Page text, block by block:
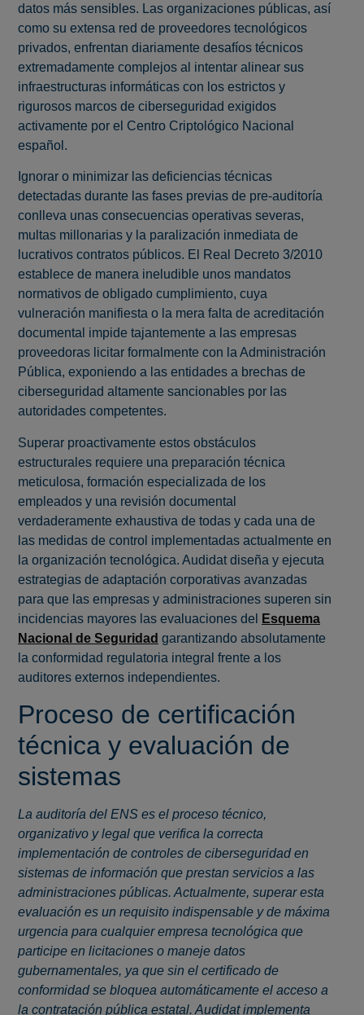
datos más sensibles. Las organizaciones públicas, así
como su extensa red de proveedores tecnológicos
privados, enfrentan diariamente desafíos técnicos
extremadamente complejos al intentar alinear sus
infraestructuras informáticas con los estrictos y
rigurosos marcos de ciberseguridad exigidos
activamente por el Centro Criptológico Nacional
español.
Ignorar o minimizar las deficiencias técnicas
detectadas durante las fases previas de pre-auditoría
conlleva unas consecuencias operativas severas,
multas millonarias y la paralización inmediata de
lucrativos contratos públicos. El Real Decreto 3/2010
establece de manera ineludible unos mandatos
normativos de obligado cumplimiento, cuya
vulneración manifiesta o la mera falta de acreditación
documental impide tajantemente a las empresas
proveedoras licitar formalmente con la Administración
Pública, exponiendo a las entidades a brechas de
ciberseguridad altamente sancionables por las
autoridades competentes.
Superar proactivamente estos obstáculos
estructurales requiere una preparación técnica
meticulosa, formación especializada de los
empleados y una revisión documental
verdaderamente exhaustiva de todas y cada una de
las medidas de control implementadas actualmente en
la organización tecnológica. Audidat diseña y ejecuta
estrategias de adaptación corporativas avanzadas
para que las empresas y administraciones superen sin
incidencias mayores las evaluaciones del
Esquema
Nacional de Seguridad garantizando absolutamente
la conformidad regulatoria integral frente a los
auditores externos independientes.
Proceso de certificación
técnica y evaluación de
sistemas
La auditoría del ENS es el proceso técnico,
organizativo y legal que verifica la correcta
implementación de controles de ciberseguridad en
sistemas de información que prestan servicios a las
administraciones públicas. Actualmente, superar esta
evaluación es un requisito indispensable y de máxima
urgencia para cualquier empresa tecnológica que
participe en licitaciones o maneje datos
gubernamentales, ya que sin el certificado de
conformidad se bloquea automáticamente el acceso a
la contratación pública estatal. Audidat implementa